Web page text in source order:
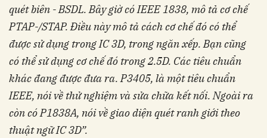
quét biên - BSDL. Bây giờ cóIEEE 1838, mô tả cơ chế
PTAP-/STAP. Điều nàymô tả cách cơ chế đó có thể
được sử dụng trongIC 3D, trong ngăn xếp. Bạn cũng
có thể sử dụngcơ chế đó trong 2.5D. Các tiêu chuẩn
khác đangđược đưa ra. P3405, là một tiêu chuẩn
IEEE, nói về thử nghiệm và sửa chữa kết nối. Ngoài ra
còn có P1838A, nói về giao diện quét ranh giớitheo
thuật ngữ IC 3D”.